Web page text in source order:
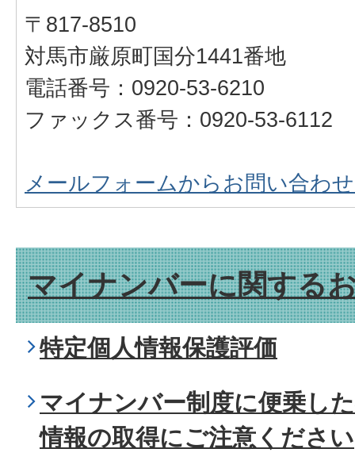
〒817-8510
対馬市厳原町国分1441番地
電話番号：0920-53-6210
ファックス番号：0920-53-6112
メールフォームからお問い合わ
マイナンバーに関する
特定個人情報保護評価
マイナンバー制度に便乗し
情報の取得にご注意ください